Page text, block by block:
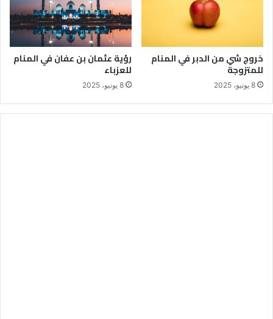
خروج شي من الدبر في المنام
للمتزوجة
8 يونيو، 2025
رؤية عثمان بن عفان في المنام
للعزباء
8 يونيو، 2025